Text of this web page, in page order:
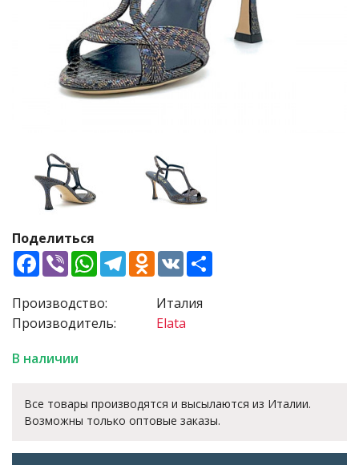
Поделиться
Facebook
ViberWhatsApp
TelegramOdnoklassniki
VK
Производство:
Производитель:
Италия
Elata
В наличии
Все товары производятся и высылаются из Италии.
Возможны только оптовые заказы.